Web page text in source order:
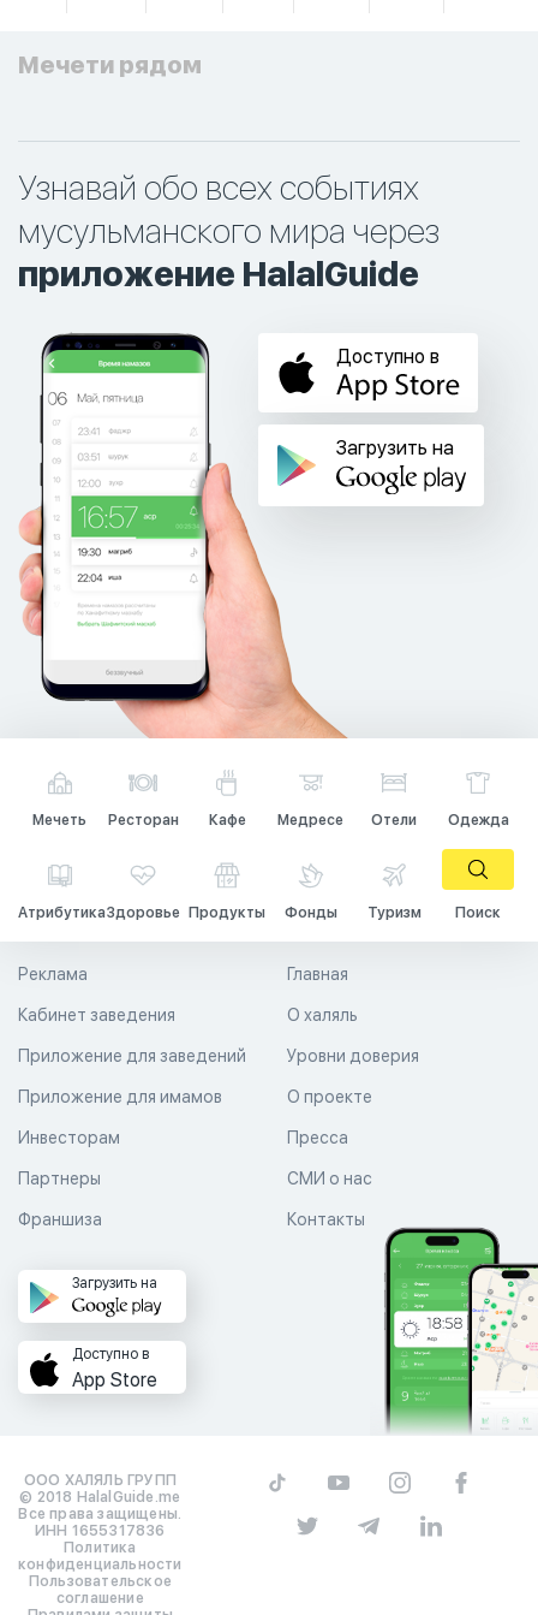
Мечети рядом
Узнавай обо всех событиях
мусульманского мира через
приложение HalalGuide
Доступно в
Загрузить на
Мечеть Ресторан Кафе Медресе Отели Одежда
АтрибутикаЗдоровье Продукты Фонды Туризм Поиск
Главная
О халяль
Уровни доверия
Реклама
Кабинет заведения
Приложение для заведений
Приложение для имамов О проекте
Пресса
СМИ о нас
Контакты
Инвесторам
Партнеры
Франшиза
Загрузить на
Доступно в
App Store
ООО ХАЛЯЛЬ ГРУПП
© 2018 HalalGuide.me
Все права защищены.
ИНН 1655317836
Политика
конфиденциальности
Пользовательское
соглашение